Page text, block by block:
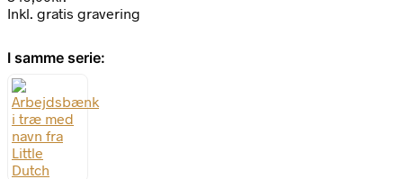
Inkl. gratis gravering
I samme serie: